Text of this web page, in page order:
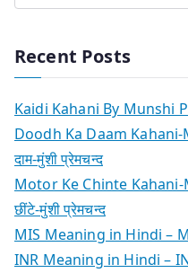
Recent Posts
Kaidi Kahani By Munshi
Doodh Ka Daam
दाम-मुंशी प्रेमचन्द
Motor Ke Chinte
छींटे-मुंशी प्रेमचन्द
MIS Meaning in Hindi –
INR Meaning in Hindi – INR